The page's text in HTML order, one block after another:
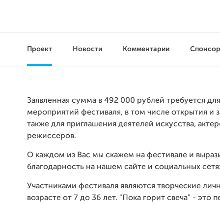
Проект Новости Комментарии
Заявленная сумма в 492 000 рублей требуется
мероприятий фестиваля, в том числе открытия и
также для приглашения деятелей искусства,
режиссеров.
О каждом из Вас мы скажем на фестивале и
благодарность на нашем сайте и социальных
Участниками фестиваля являются творческие
возрасте от 7 до 36 лет. "Пока горит свеча" - это